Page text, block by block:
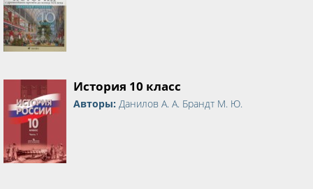
История 10 класс
Авторы: Данилов А. А. Брандт М. Ю.